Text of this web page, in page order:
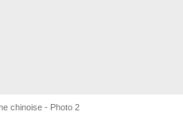
chinoise - Photo 2